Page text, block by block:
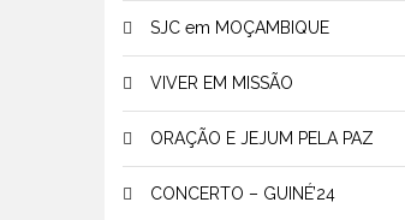
SJC em MOÇAMBIQUE
VIVER EM MISSÃO
ORAÇÃO E JEJUM PELA PAZ
CONCERTO – GUINÉ’24